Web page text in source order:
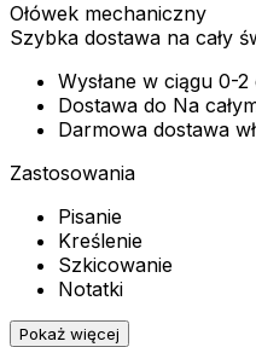
Ołówek mechaniczny
Szybka dostawa na cały
Wysłane w ciągu 0-
Dostawa do Na
Darmowa dostawa
Zastosowania
Pisanie
Kreślenie
Szkicowanie
Notatki
Pokaż więcej